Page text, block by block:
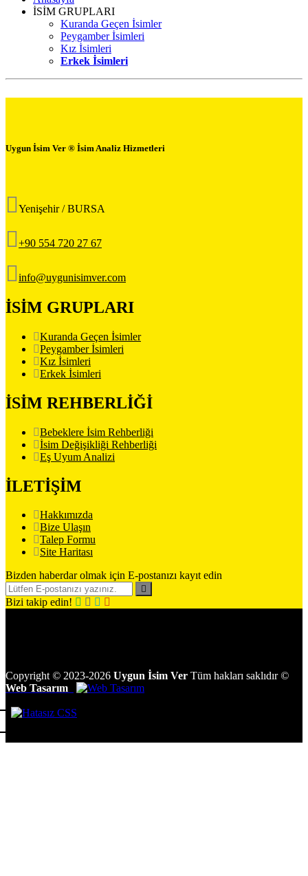
İSİM GRUPLARI
Kuranda Geçen İsimler
Peygamber İsimleri
Kız İsimleri
Erkek İsimleri
Uygun İsim Ver ® İsim Analiz Hizmetleri
Yenişehir / BURSA
+90 554 720 27 67
info@uygunisimver.com
İSİM GRUPLARI
Kuranda Geçen İsimler
Peygamber İsimleri
Kız İsimleri
Erkek İsimleri
İSİM REHBERLİĞİ
Bebeklere İsim Rehberliği
İsim Değişikliği Rehberliği
Eş Uyum Analizi
İLETİŞİM
Hakkımızda
Bize Ulaşın
Talep Formu
Site Haritası
Bizden haberdar olmak için E-postanızı kayıt edin
Bizi takip edin!
Copyright © 2023-2026 Uygun İsim Ver Tüm hakları saklıdır ©
Web Tasarım